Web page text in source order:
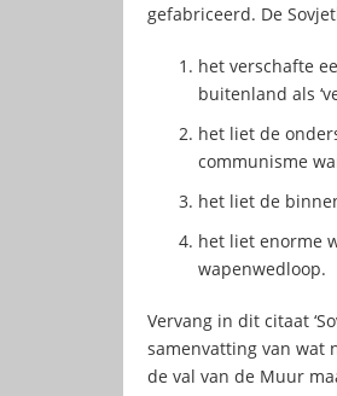
gefabriceerd. De
het verschafte
buitenland als
het liet de
communisme
het liet de
het liet enorme
wapenwedloop.
Vervang in dit citaat
samenvatting van wat
de val van de Muur